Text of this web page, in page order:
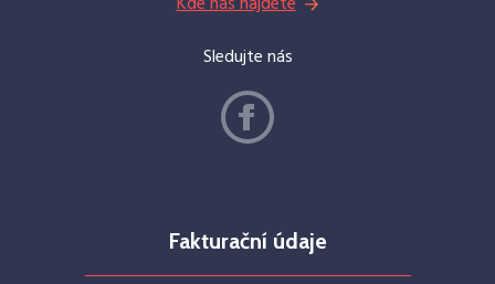
Sledujte nás
Fakturační údaje